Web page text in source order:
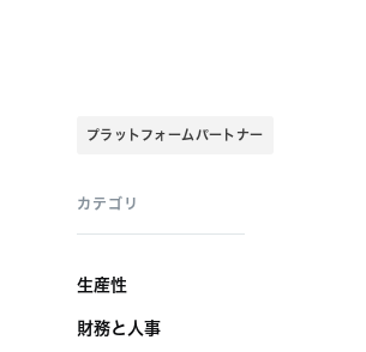
プラットフォームパートナー
カテゴリ
生産性
財務と人事